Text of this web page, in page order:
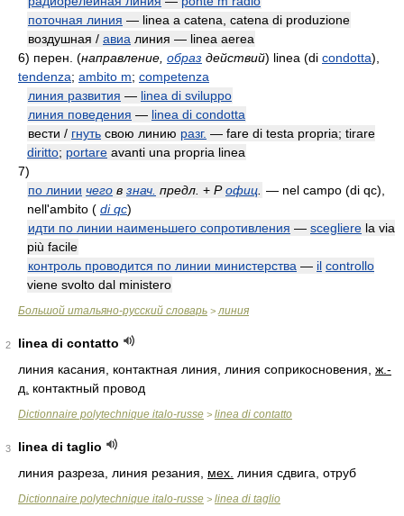
поточная линия — linea a catena, catena di produzione
воздушная / авиа линия — linea aerea
6) перен. (направление, образ действий) linea (di condotta),
tendenza; ambito m; competenza
линия развития — linea di sviluppo
линия поведения — linea di condotta
вести / гнуть свою линию разг. — fare di testa propria; tirare
diritto; portare avanti una propria linea
7)
по линии чего в знач. предл. + Рофиц — nel campo (di qc),
nell'ambito ( di qc)
идти по линии наименьшего сопротивления — scegliere la via
più facile
контроль проводится по линии министерства — il controllo
viene svolto dal ministero
Большой итальяно-русский словарь > линия
2
linea di contatto
линия касания, контактная линия, линия соприкосновения, ж.-
д.
контактный провод
Dictionnaire polytechnique italo-russe > linea di contatto
3
linea di taglio
линия разреза, линия резания, мех. линия сдвига, отруб
Dictionnaire polytechnique italo-russe > linea di taglio